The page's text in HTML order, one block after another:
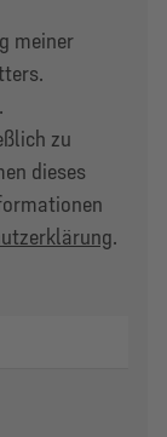
meiner
zu
dieses
.